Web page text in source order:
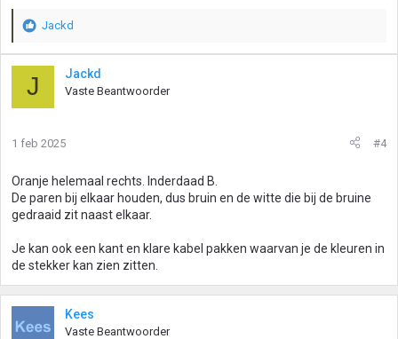
W
a
d
e
i
g
:
Jackd
J Jackd
Vaste Beantwoorder
1 feb 2025 #4
Oranje helemaal rechts. Inderdaad B.
De paren bij elkaar houden, dus bruin en de witte die bij de bruine
gedraaid zit naast elkaar.
Je kan ook een kant en klare kabel pakken waarvan je de kleuren in
de stekker kan zien zitten.
Kees
Vaste Beantwoorder